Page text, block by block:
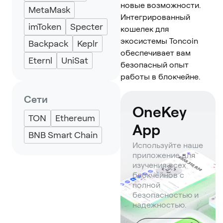
MetaMask
imToken
Specter
Backpack
Keplr
Eternl
UniSat
Сети
TON
Ethereum
BNB Smart Chain
новые возможности.
Интегрированный
кошелек для
экосистемы Toncoin
обеспечивает вам
безопасный опыт
работы в блокчейне.
OneKey
App
Используйте наше
приложение для
изучения всех
блокчейнов с
полной
безопасностью и
надежностью.